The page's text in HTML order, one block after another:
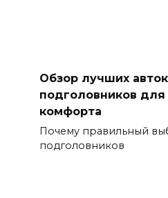
Обзор лучших
подголовников
комфорта
Почему правильный
подголовников